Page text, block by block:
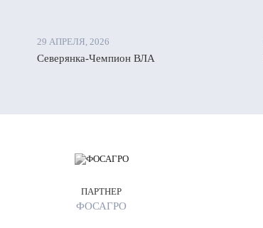
29 АПРЕЛЯ, 2026
Северянка-Чемпион ВЛА
ПАРТНЕР
ФОСАГРО